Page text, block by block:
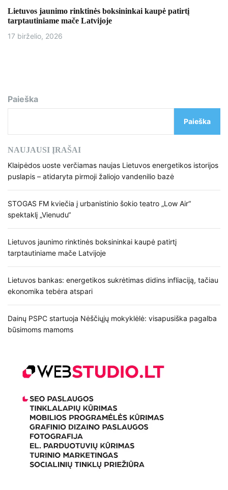
Lietuvos jaunimo rinktinės boksininkai kaupė patirtį
tarptautiniame mače Latvijoje
17 birželio, 2026
Paieška
Paieška
NAUJAUSI ĮRAŠAI
Klaipėdos uoste verčiamas naujas Lietuvos energetikos istorijos
puslapis – atidaryta pirmoji žaliojo vandenilio bazė
STOGAS FM kviečia į urbanistinio šokio teatro „Low Air“
spektaklį „Vienudu“
Lietuvos jaunimo rinktinės boksininkai kaupė patirtį
tarptautiniame mače Latvijoje
Lietuvos bankas: energetikos sukrėtimas didins infliaciją, tačiau
ekonomika tebėra atspari
Dainų PSPC startuoja Nėščiųjų mokyklėlė: visapusiška pagalba
būsimoms mamoms